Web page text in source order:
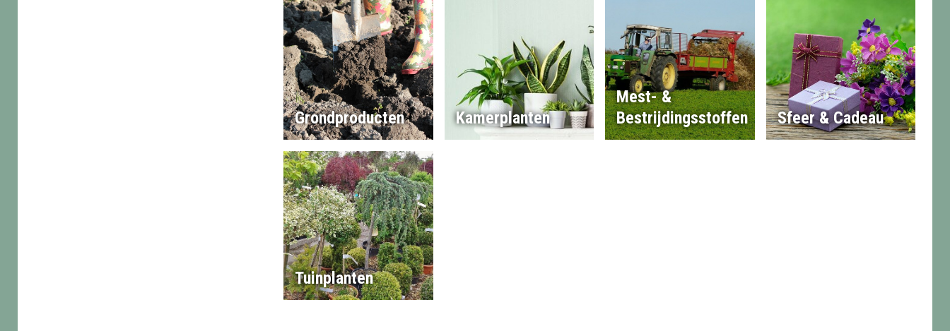
Grondproducten Kamerplanten
Mest- &
Bestrijdingsstoffen
Sfeer & Cadeau
Tuinplanten